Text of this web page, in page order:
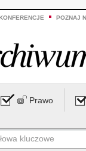
POZNAJ
Prawo